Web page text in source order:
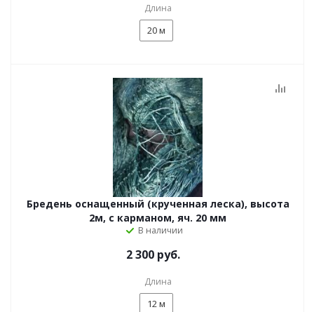
Длина
20 м
Бредень оснащенный (крученная леска), высота
2м, с карманом, яч. 20 мм
В наличии
2 300 руб.
Длина
12 м